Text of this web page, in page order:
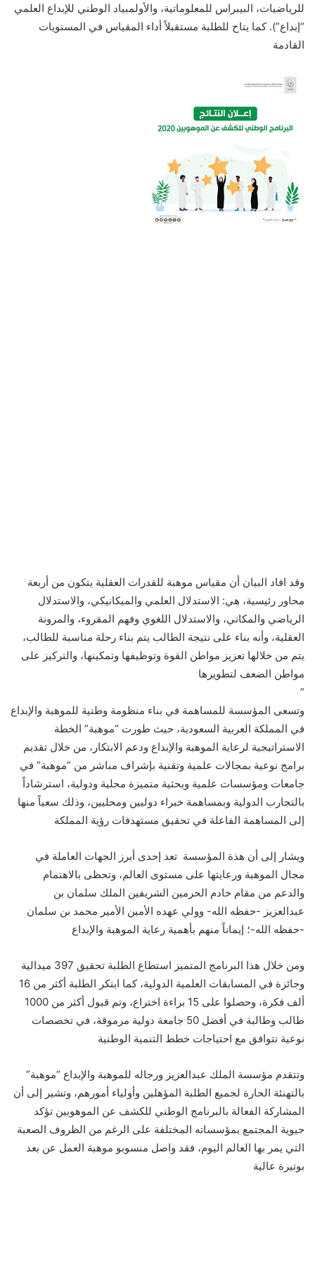
للرياضيات، البيبراس للمعلوماتية، والأولمبياد الوطني للإبداع العلمي
“إبداع”). كما يتاح للطلبة مستقبلاً أداء المقياس في المستويات
القادمة
وقد افاد البيان أن مقياس موهبة للقدرات العقلية يتكون من أربعة
محاور رئيسية، هي: الاستدلال العلمي والميكانيكي، والاستدلال
الرياضي والمكاني، والاستدلال اللغوي وفهم المقروء، والمرونة
العقلية، وأنه بناء على نتيجة الطالب يتم بناء رحلة مناسبة للطالب،
يتم من خلالها تعزيز مواطن القوة وتوظيفها وتمكينها، والتركيز على
مواطن الضعف لتطويرها
”
وتسعى المؤسسة للمساهمة في بناء منظومة وطنية للموهبة والإبداع
في المملكة العربية السعودية، حيث طورت “موهبة” الخطة
الاستراتيجية لرعاية الموهبة والإبداع ودعم الابتكار، من خلال تقديم
برامج نوعية بمجالات علمية وتقنية بإشراف مباشر من “موهبة” في
جامعات ومؤسسات علمية وبحثية متميزة محلية ودولية، استرشاداً
بالتجارب الدولية وبمساهمة خبراء دوليين ومحليين، وذلك سعياً منها
إلى المساهمة الفاعلة في تحقيق مستهدفات رؤية المملكة
ويشار إلى أن هذة المؤسسة تعد إحدى أبرز الجهات العاملة في
مجال الموهبة ورعايتها على مستوى العالم، وتحظى بالاهتمام
والدعم من مقام خادم الحرمين الشريفين الملك سلمان بن
عبدالعزيز -حفظه الله- وولي عهده الأمين الأمير محمد بن سلمان
-حفظه الله-؛ إيماناً منهم بأهمية رعاية الموهبة والإبداع
ومن خلال هذا البرنامج المتميز استطاع الطلبة تحقيق 397 ميدالية
وجائزة في المسابقات العلمية الدولية، ​كما ابتكر الطلبة أكثر من 16
ألف فكرة، وحصلوا على 15 براءة اختراع، وتم قبول أكثر من 1000
طالب وطالبة في أفضل 50 جامعة دولية مرموقة، في تخصصات
نوعية تتوافق مع احتياجات خطط التنمية الوطنية
وتتقدم مؤسسة الملك عبدالعزيز ورجاله للموهبة والإبداع “موهبة”
بالتهنئة الحارة لجميع الطلبة المؤهلين وأولياء أمورهم، وتشير إلى أن
المشاركة الفعالة بالبرنامج الوطني للكشف عن الموهوبين تؤكد
حيوية المجتمع بمؤسساته المختلفة على الرغم من الظروف الصعبة
التي يمر بها العالم اليوم، فقد واصل منسوبو موهبة العمل عن بعد
بوتيرة عالية